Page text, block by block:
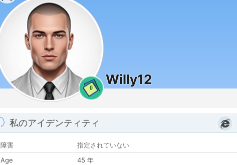
0
Willy12
私のアイデンティティ
障害
指定されていない
Age
45 年